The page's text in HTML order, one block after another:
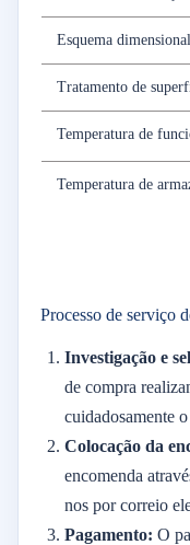
Esquema dimensional
Tratamento de
Temperatura de
Temperatura de
Processo de serviço
Investigação e
de compra
cuidadosamente
Colocação da
encomenda
nos por correio
Pagamento: O